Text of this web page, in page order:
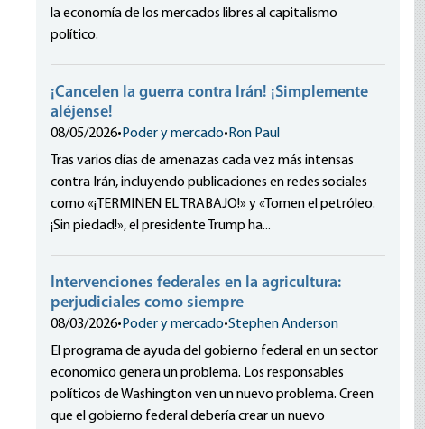
la economía de los mercados libres al capitalismo
político.
¡Cancelen la guerra contra Irán! ¡Simplemente
aléjense!
08/05/2026• Poder y mercado• Ron Paul
Tras varios días de amenazas cada vez más intensas
contra Irán, incluyendo publicaciones en redes sociales
como «¡TERMINEN EL TRABAJO!» y «Tomen el petróleo.
¡Sin piedad!», el presidente Trump ha...
Intervenciones federales en la agricultura:
perjudiciales como siempre
08/03/2026• Poder y mercado•Stephen Anderson
El programa de ayuda del gobierno federal en un sector
economico genera un problema. Los responsables
políticos de Washington ven un nuevo problema. Creen
que el gobierno federal debería crear un nuevo